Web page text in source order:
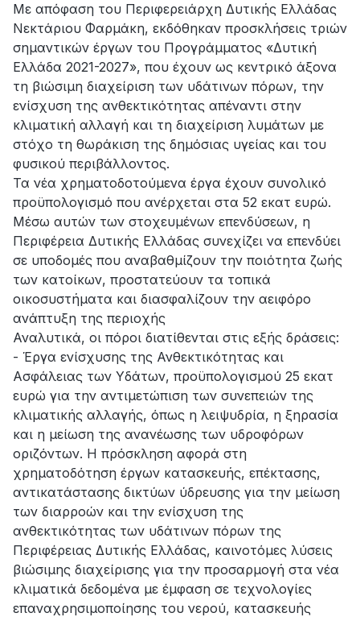
Με απόφαση του Περιφερειάρχη Δυτικής Ελλάδας
Νεκτάριου Φαρμάκη, εκδόθηκαν προσκλήσεις τριών
σημαντικών έργων του Προγράμματος «Δυτική
Ελλάδα 2021-2027», που έχουν ως κεντρικό άξονα
τη βιώσιμη διαχείριση των υδάτινων πόρων, την
ενίσχυση της ανθεκτικότητας απέναντι στην
κλιματική αλλαγή και τη διαχείριση λυμάτων με
στόχο τη θωράκιση της δημόσιας υγείας και του
φυσικού περιβάλλοντος.
Τα νέα χρηματοδοτούμενα έργα έχουν συνολικό
προϋπολογισμό που ανέρχεται στα 52 εκατ ευρώ.
Μέσω αυτών των στοχευμένων επενδύσεων, η
Περιφέρεια Δυτικής Ελλάδας συνεχίζει να επενδύει
σε υποδομές που αναβαθμίζουν την ποιότητα ζωής
των κατοίκων, προστατεύουν τα τοπικά
οικοσυστήματα και διασφαλίζουν την αειφόρο
ανάπτυξη της περιοχής
Αναλυτικά, οι πόροι διατίθενται στις εξής δράσεις:
- Έργα ενίσχυσης της Ανθεκτικότητας και
Ασφάλειας των Υδάτων, προϋπολογισμού 25 εκατ
ευρώ για την αντιμετώπιση των συνεπειών της
κλιματικής αλλαγής, όπως η λειψυδρία, η ξηρασία
και η μείωση της ανανέωσης των υδροφόρων
οριζόντων. Η πρόσκληση αφορά στη
χρηματοδότηση έργων κατασκευής, επέκτασης,
αντικατάστασης δικτύων ύδρευσης για την μείωση
των διαρροών και την ενίσχυση της
ανθεκτικότητας των υδάτινων πόρων της
Περιφέρειας Δυτικής Ελλάδας, καινοτόμες λύσεις
βιώσιμης διαχείρισης για την προσαρμογή στα νέα
κλιματικά δεδομένα με έμφαση σε τεχνολογίες
επαναχρησιμοποίησης του νερού, κατασκευής